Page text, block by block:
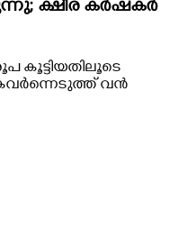
ക്ഷീര കർഷകർ
കൂട്ടിയതിലൂടെ
വൻ